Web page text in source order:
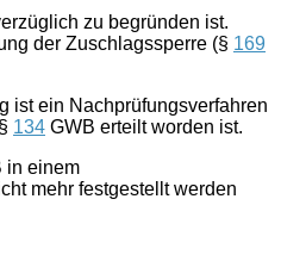
zu begründen ist.
der Zuschlagssperre (§ 169
ist ein Nachprüfungsverfahren
134 GWB erteilt worden ist.
in einem
mehr festgestellt werden